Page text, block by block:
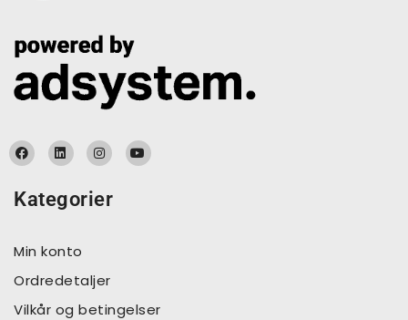
Kategorier
Min konto
Ordredetaljer
Vilkår og betingelser